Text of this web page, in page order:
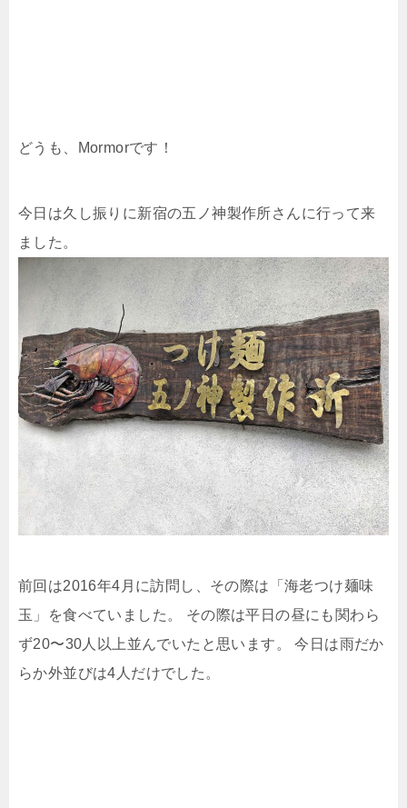
どうも、Mormorです！
今日は久し振りに新宿の五ノ神製作所さんに行って来
ました。
前回は2016年4月に訪問し、その際は「海老つけ麺味
玉」を食べていました。 その際は平日の昼にも関わら
ず20〜30人以上並んでいたと思います。 今日は雨だか
らか外並びは4人だけでした。